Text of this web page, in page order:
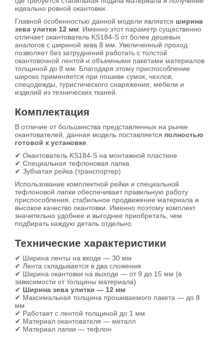
идеально ровной окантовки.
Главной особенностью данной модели является ширина
зева улитки 12 мм . Именно этот параметр существенно
отличает окантователь KS184-S от более дешевых
аналогов с шириной зева 8 мм. Увеличенный проход
позволяет без затруднений работать с толстой
окантовочной лентой и объемными пакетами материалов
толщиной до 8 мм. Благодаря этому приспособление
широко применяется при пошиве сумок, чехлов,
спецодежды, туристического снаряжения, мебели и
изделий из технических тканей.
Комплектация
В отличие от большинства представленных на рынке
окантователей, данная модель поставляется полностью
готовой к установке
✔ Окантователь KS184-S на монтажной пластине
✔ Специальная тефлоновая лапка
✔ Зубчатая рейка (транспортер)
Использование комплектной рейки и специальной
тефлоновой лапки обеспечивает правильную работу
приспособления, стабильное продвижение материала и
высокое качество окантовки. Именно поэтому комплект
значительно удобнее и выгоднее приобретать, чем
подбирать каждую деталь отдельно.
Технические характеристики
✔ Ширина ленты на входе — 30 мм
✔ Лента складывается в два сложения
✔ Ширина окантовки на выходе — от 9 до 15 мм (в
зависимости от толщины материала)
✔ Ширина зева улитки — 12 мм
✔ Максимальная толщина прошиваемого пакета — до 8
мм
✔ Работает с лентой толщиной до 1 мм
✔ Материал окантователя — металл
✔ Материал лапки — тефлон